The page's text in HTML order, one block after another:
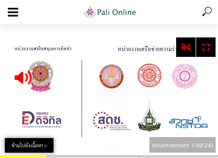
add_action('wp_footer', function () { echo '
ข้ามไปยังเนื้อหา > Advertisement (-00:24)